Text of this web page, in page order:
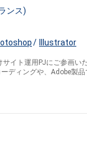
ンス)
Illustrator
イト運用PJにご参画い
ディングや、Adobe製
で絞り込む